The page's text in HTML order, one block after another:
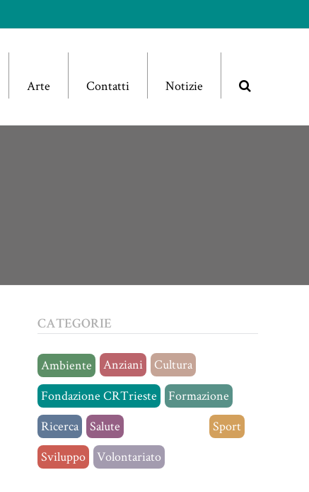
Arte Contatti Notizie
CATEGORIE
Ambiente Anziani
Cultura
Fondazione CRTrieste
Formazione
Ricerca
Salute
Sport
Sviluppo
Volontariato